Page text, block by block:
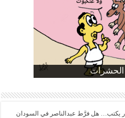
الحشرات
الأسعار
في مصر
يكتب… هل فرَّط عبدالناصر في السودان